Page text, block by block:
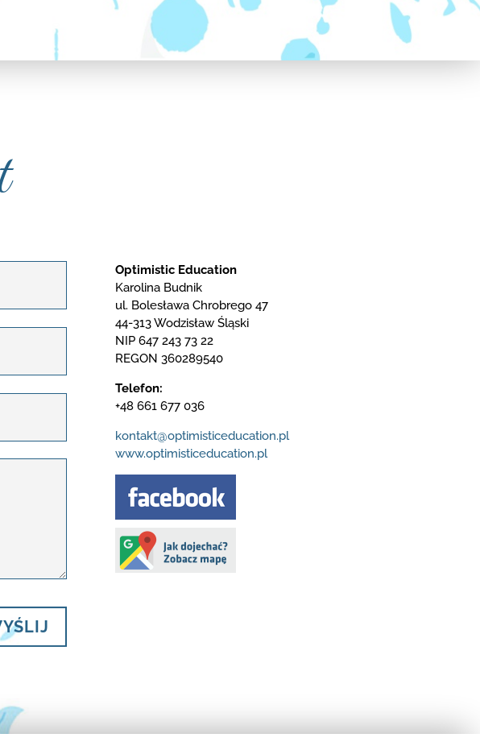
Optimistic Education
Karolina Budnik
ul. Bolesława Chrobrego 47
44-313 Wodzisław Śląski
NIP 647 243 73 22
REGON 360289540
Telefon:
+48 661 677 036
kontakt@optimisticeducation.pl
www.optimisticeducation.pl